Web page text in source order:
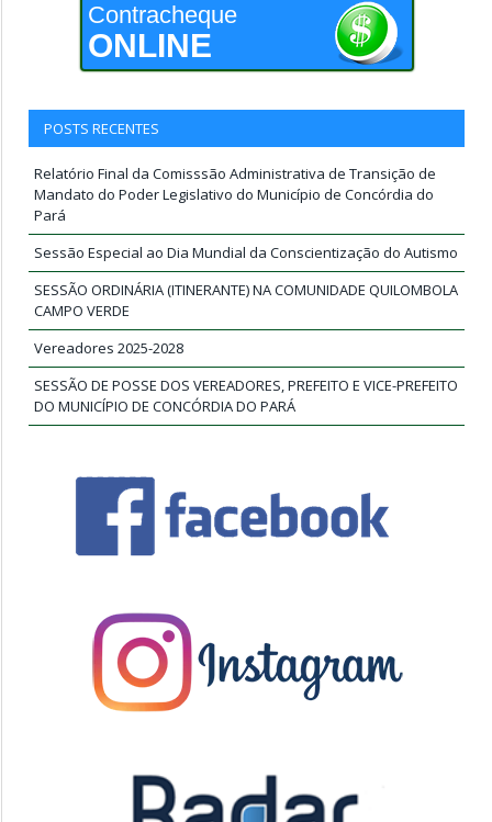
Contracheque
ONLINE
POSTS RECENTES
Relatório Final da Comisssão Administrativa de Transição de
Mandato do Poder Legislativo do Município de Concórdia do
Pará
Sessão Especial ao Dia Mundial da Conscientização do Autismo
SESSÃO ORDINÁRIA (ITINERANTE) NA COMUNIDADE QUILOMBOLA
CAMPO VERDE
Vereadores 2025-2028
SESSÃO DE POSSE DOS VEREADORES, PREFEITO E VICE-PREFEITO
DO MUNICÍPIO DE CONCÓRDIA DO PARÁ